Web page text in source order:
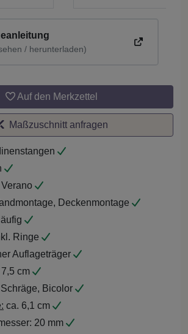
/ herunterladen)
Auf den Merkzettel
Maßzuschnitt anfragen
Deckenmontage
Ringe
Auflageträger
7,5 cm
Schräge, Bicolor
ca. 6,1 cm
20 mm